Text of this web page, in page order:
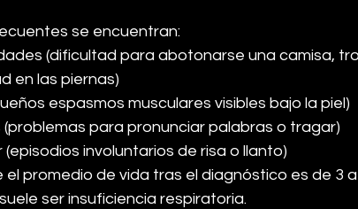
se encuentran:
(dificultad para abotonarse una camisa,
en las piernas)
espasmos musculares visibles bajo la piel)
para pronunciar palabras o tragar)
involuntarios de risa o llanto)
el promedio de vida tras el diagnóstico es de 3
ser insuficiencia respiratoria.